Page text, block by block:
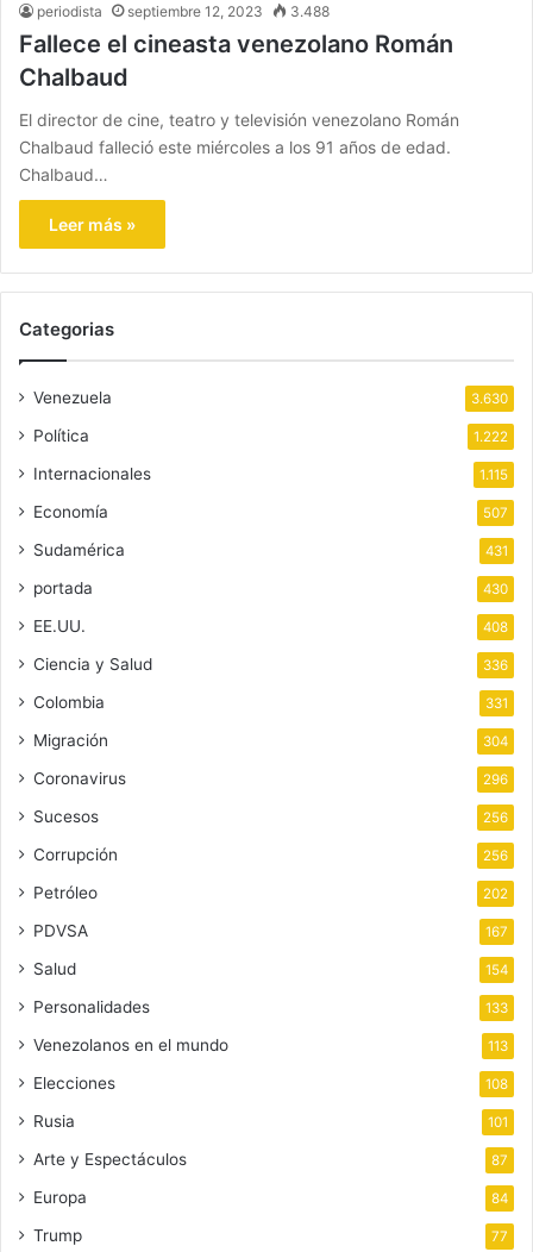
periodista septiembre 12, 2023 3.488
Fallece el cineasta venezolano Román
Chalbaud
El director de cine, teatro y televisión venezolano Román
Chalbaud falleció este miércoles a los 91 años de edad.
Chalbaud…
Leer más »
Categorias
Venezuela 3.630
Política 1.222
Internacionales 1.115
Economía 507
Sudamérica 431
portada 430
EE.UU. 408
Ciencia y Salud 336
Colombia 331
Migración 304
Coronavirus 296
Sucesos 256
Corrupción 256
Petróleo 202
PDVSA 167
Salud 154
Personalidades 133
Venezolanos en el mundo 113
Elecciones 108
Rusia 101
Arte y Espectáculos 87
Europa 84
Trump 77